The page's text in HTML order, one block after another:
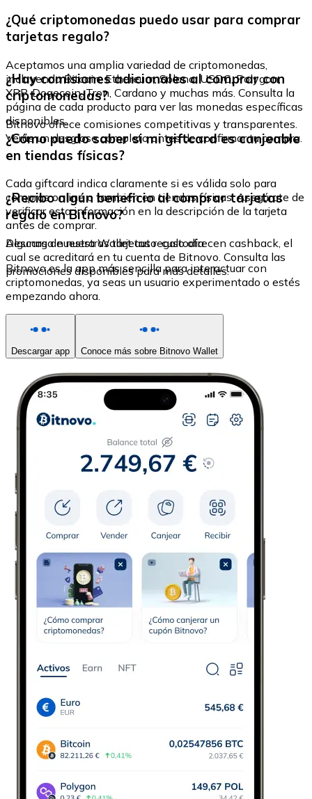
¿Qué criptomonedas puedo usar para comprar
tarjetas regalo?
Aceptamos una amplia variedad de criptomonedas,
incluyendo Bitcoin, Ethereum, Solana, USDC, Polygon,
XRP, Dogecoin, Tron, Cardano y muchas más. Consulta la
página de cada producto para ver las monedas específicas
disponibles.
¿Hay comisiones adicionales al comprar con
criptomonedas?
Bitnovo ofrece comisiones competitivas y transparentes.
Verás un desglose completo antes de confirmar tu compra.
¿Cómo puedo saber si mi giftcard es canjeable
en tiendas físicas?
Cada giftcard indica claramente si es válida solo para
compras online o también en tiendas físicas. Asegúrate de
verificar esta información en la descripción de la tarjeta
antes de comprar.
¿Recibo algún beneficio al comprar tarjetas
regalo en Bitnovo?
Algunas de nuestras tarjetas regalo ofrecen cashback, el
cual se acreditará en tu cuenta de Bitnovo. Consulta las
promociones disponibles para más detalles.
Descarga nuestra Wallet auto-custodia
Bitnovo es la app más sencilla para interactuar con
criptomonedas, ya seas un usuario experimentado o estés
empezando ahora.
Descargar app Conoce más sobre Bitnovo Wallet